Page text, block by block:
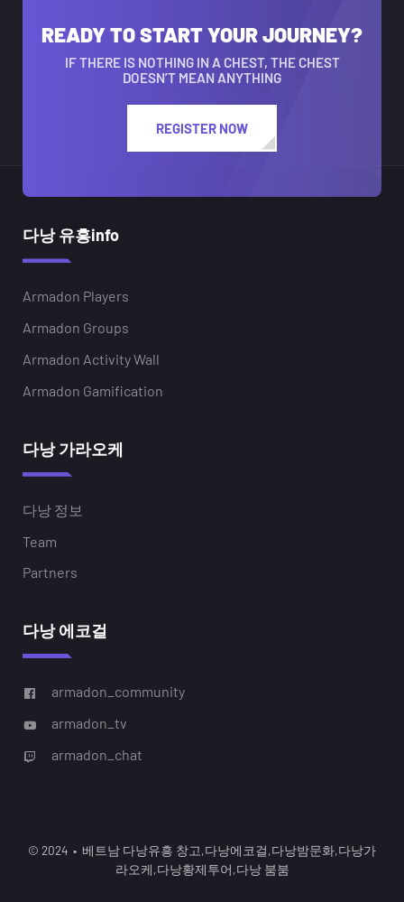
READY TO START YOUR JOURNEY?
IF THERE IS NOTHING IN A CHEST, THE CHEST
DOESN’T MEAN ANYTHING
REGISTER NOW
다낭 유흥info
Armadon Players
Armadon Groups
Armadon Activity Wall
Armadon Gamification
다낭 가라오케
다낭 정보
Team
Partners
다낭 에코걸
armadon_community
armadon_tv
armadon_chat
© 2024 • 베트남 다낭유흥 창고,다낭에코걸,다낭밤문화,다낭가
라오케,다낭황제투어,다낭 붐붐